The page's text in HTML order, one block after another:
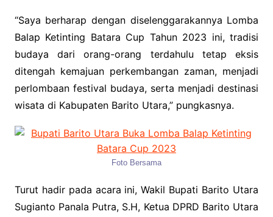
“Saya berharap dengan diselenggarakannya Lomba
Balap Ketinting Batara Cup Tahun 2023 ini, tradisi
budaya dari orang-orang terdahulu tetap eksis
ditengah kemajuan perkembangan zaman, menjadi
perlombaan festival budaya, serta menjadi destinasi
wisata di Kabupaten Barito Utara,” pungkasnya.
Foto Bersama
Turut hadir pada acara ini, Wakil Bupati Barito Utara
Sugianto Panala Putra, S.H, Ketua DPRD Barito Utara